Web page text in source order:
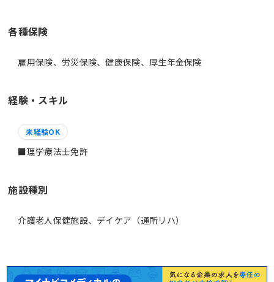
各種保険
雇用保険、労災保険、健康保険、厚生年金保険
経験・スキル
未経験OK
■理学療法士免許
施設種別
介護老人保健施設、デイケア（通所リハ）